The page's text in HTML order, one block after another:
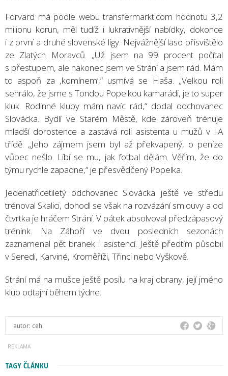
Forvard má podle webu transfermarkt.com hodnotu 3,2
milionu korun, měl tudíž i lukrativnější nabídky, dokonce
i z první a druhé slovenské ligy. Nejvážnější laso přisvištělo
ze Zlatých Moravců. „Už jsem na 99 procent počítal
s přestupem, ale nakonec jsem ve Strání a jsem rád. Mám
to aspoň za ,komínem‘,“ usmívá se Haša. „Velkou roli
sehrálo, že jsme s Tondou Popelkou kamarádi, je to super
kluk. Rodinné kluby mám navíc rád,“ dodal odchovanec
Slovácka. Bydlí ve Starém Městě, kde zároveň trénuje
mladší dorostence a zastává roli asistenta u mužů v I.A
třídě. „Jeho zájmem jsem byl až překvapený, o peníze
vůbec nešlo. Líbí se mu, jak fotbal dělám. Věřím, že do
týmu rychle zapadne,“ je přesvědčený Popelka.
Jedenatřicetiletý odchovanec Slovácka ještě ve středu
trénoval Skalici, dohodl se však na rozvázání smlouvy a od
čtvrtka je hráčem Strání. V pátek absolvoval předzápasový
trénink. Na Záhoří ve dvou posledních sezonách
zaznamenal pět branek i asistencí. Ještě předtím působil
v Seredi, Karviné, Kroměříži, Třinci nebo Vyškově.
Strání má na mušce ještě posilu na kraj obrany, její jméno
klub odtajní během týdne.
autor: ceh
TAGY ČLÁNKU